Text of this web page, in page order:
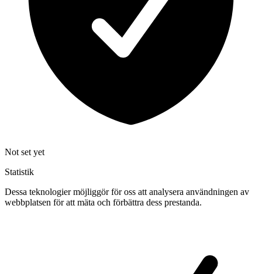
Not set yet
Statistik
Dessa teknologier möjliggör för oss att analysera användningen av
webbplatsen för att mäta och förbättra dess prestanda.